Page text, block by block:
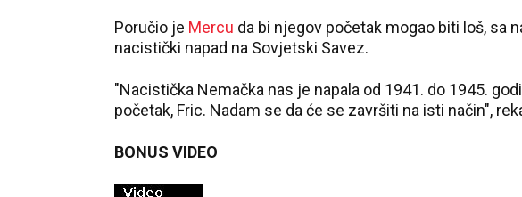
Poručio je Mercu da bi njegov početak mogao biti loš, sa
nacistički napad na Sovjetski Savez.
"Nacistička Nemačka nas je napala od 1941. do 1945.
početak, Fric. Nadam se da će se završiti na isti način",
BONUS VIDEO